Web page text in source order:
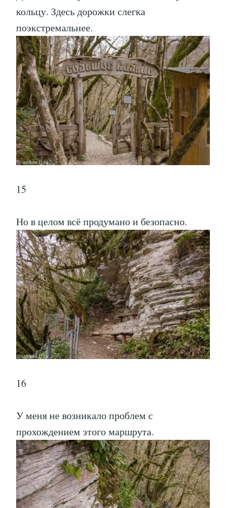
кольцу. Здесь дорожки слегка
поэкстремальнее.
15
Но в целом всё продумано и безопасно.
16
У меня не возникало проблем с
прохождением этого маршрута.